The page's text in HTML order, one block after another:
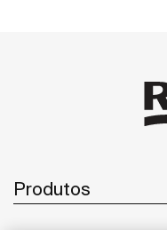
Produtos